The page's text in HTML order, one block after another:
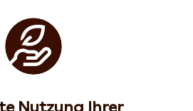
Nutzung Ihrer